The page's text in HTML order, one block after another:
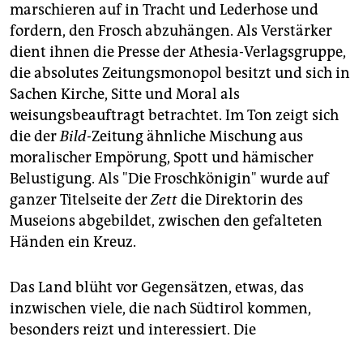
marschieren auf in Tracht und Lederhose und
fordern, den Frosch abzuhängen. Als Verstärker
dient ihnen die Presse der Athesia-Verlagsgruppe,
die absolutes Zeitungsmonopol besitzt und sich in
Sachen Kirche, Sitte und Moral als
weisungsbeauftragt betrachtet. Im Ton zeigt sich
die derBild-Zeitung ähnliche Mischung aus
moralischer Empörung, Spott und hämischer
Belustigung. Als "Die Froschkönigin" wurde auf
ganzer Titelseite derZettdie Direktorin des
Museions abgebildet, zwischen den gefalteten
Händen ein Kreuz.
Das Land blüht vor Gegensätzen, etwas, das
inzwischen viele, die nach Südtirol kommen,
besonders reizt und interessiert. Die